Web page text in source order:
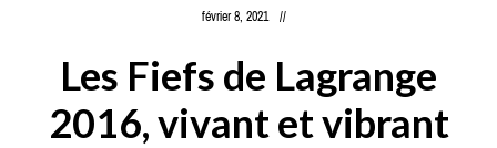
février 8, 2021
Les Fiefs de Lagrange
2016, vivant et vibrant